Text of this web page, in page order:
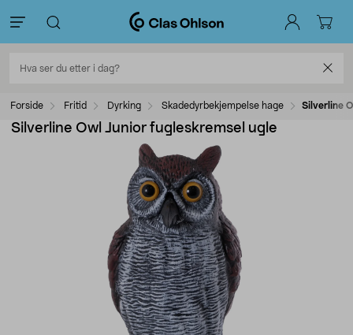
Forside Fritid Dyrking Skadedyrbekjempelse hage Silverline
Silverline Owl Junior fugleskremsel ugle